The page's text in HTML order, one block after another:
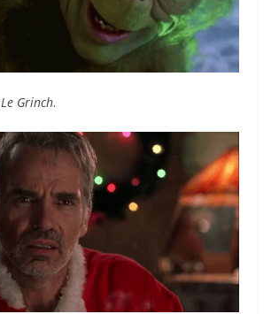
Le Grinch.